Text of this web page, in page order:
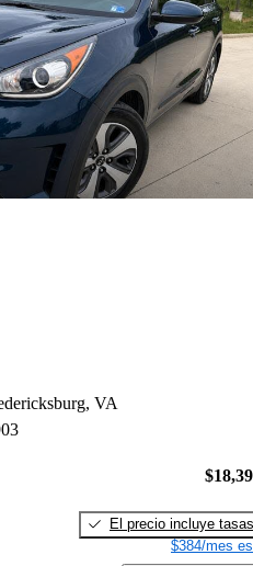
VA
El precio incluye tasas
$384/mes